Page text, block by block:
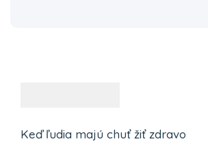
Keď ľudia majú chuť žiť zdravo